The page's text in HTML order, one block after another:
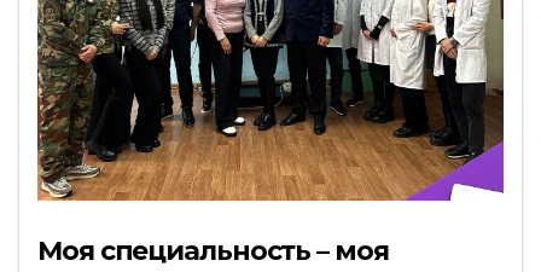
Моя специальность – моя